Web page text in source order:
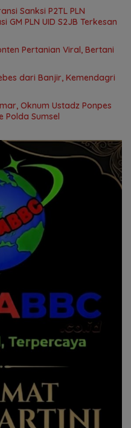
Sanksi P2TL PLN
PLN UID S2JB Terkesan
Pertanian Viral, Bertani
dari Banjir, Kemendagri
Oknum Ustadz Ponpes
Polda Sumsel